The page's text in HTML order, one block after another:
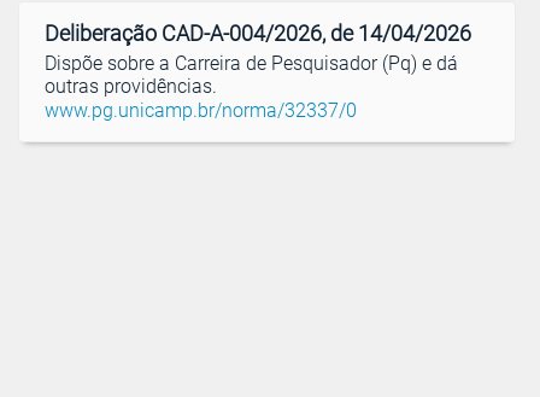
Deliberação CAD-A-004/2026, de 14/04/2026
Dispõe sobre a Carreira de Pesquisador (Pq) e dá
outras providências.
www.pg.unicamp.br/norma/32337/0